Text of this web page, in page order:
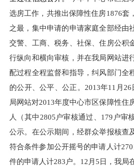
选房工作，共推出保障性住房1876套
之最，集中申请的申请家庭全部经由
交警、工商、税务、社保、住房公积
行纵向和横向审核，并在我局网站进
配过程全程监督和指导，纠风部门全
的公开、公平、公正。2013年11月
局网站对2013年度中心市区保障性住
人（其中2805户审核通过、179户审
公示。在公示期间，经群众举报核查
符合条件参加公开摇号的申请人计
件的申请人计283户。 12月5日，我局